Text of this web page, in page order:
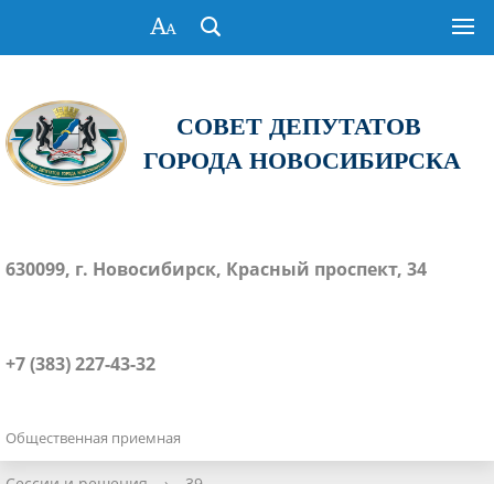
СОВЕТ ДЕПУТАТОВ
ГОРОДА НОВОСИБИРСКА
630099, г. Новосибирск, Красный проспект, 34
+7 (383) 227-43-32
Общественная приемная